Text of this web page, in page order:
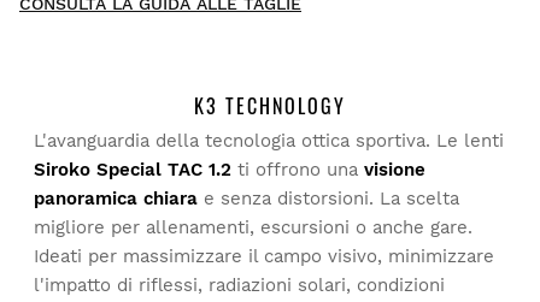
Prova i nostri prodotti comodamente a casa tua. Hai 30
giorni dalla consegna per chiedere il reso.
Dal tuo account personale, puoi effettuare un reso in modo
semplice e veloce direttamente dai tuoi ordini.
Sulla base di 63 recensioni
Elenca
Cerca:
Cliente verificato
Cristina Lozano
K3 TECHNOLOGY
L'avanguardia della tecnologia ottica sportiva. Le lenti
Siroko Special TAC 1.2 ti offrono una visione
panoramica chiara e senza distorsioni. La scelta
migliore per allenamenti, escursioni o anche gare.
Ideati per massimizzare il campo visivo, minimizzare
l'impatto di riflessi, radiazioni solari, condizioni